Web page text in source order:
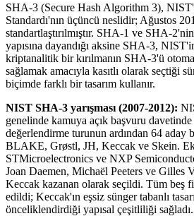
SHA-3 (Secure Hash Algorithm 3),
Standardı'nın üçüncü neslidir; Ağustos
standartlaştırılmıştır. SHA-1 ve SHA-
yapısına dayandığı aksine SHA-3,
kriptanalitik bir kırılmanın SHA-3'ü
sağlamak amacıyla kasıtlı olarak seçtiği
biçimde farklı bir tasarım kullanır.
NIST SHA-3 yarışması (2007-2012):
genelinde kamuya açık başvuru
değerlendirme turunun ardından 64 aday
BLAKE, Grøstl, JH, Keccak ve Skein.
STMicroelectronics ve NXP
Joan Daemen, Michaël Peeters ve Gilles
Keccak kazanan olarak seçildi. Tüm beş
edildi; Keccak'ın eşsiz sünger tabanlı
önceliklendirdiği yapısal çeşitliliği sağladı.